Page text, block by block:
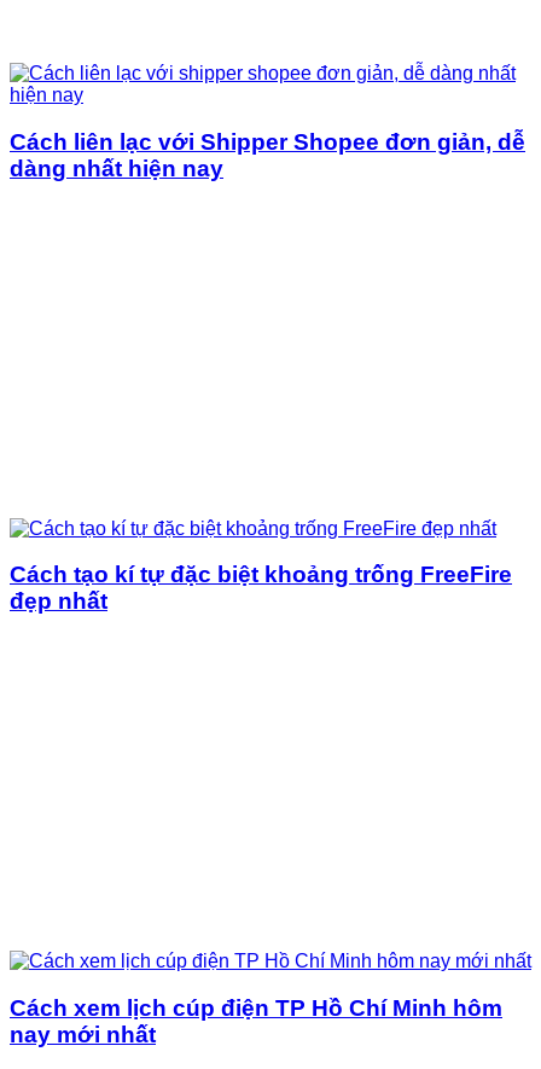
Cách liên lạc với Shipper Shopee đơn giản, dễ
dàng nhất hiện nay
Cách tạo kí tự đặc biệt khoảng trống FreeFire
đẹp nhất
Cách xem lịch cúp điện TP Hồ Chí Minh hôm
nay mới nhất